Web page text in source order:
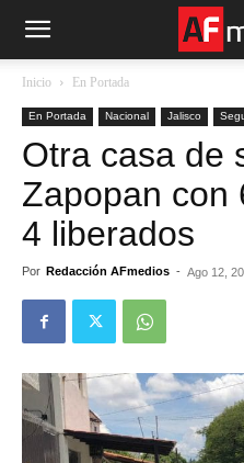
Inicio En Portada
En Portada Nacional Jalisco
Otra casa de
Zapopan con
4 liberados
Por Redacción AFmedios - Ago 12,